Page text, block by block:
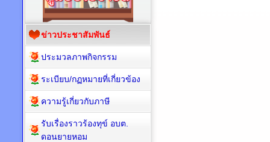
ข่าวประชาสัมพันธ์
ประมวลภาพกิจกรรม
ระเบียบ/กฏหมายที่เกี่ยวข้อง
ความรู้เกี่ยวกับภาษี
รับเรื่องราวร้องทุข์ อบต.
ดอนยายหอม